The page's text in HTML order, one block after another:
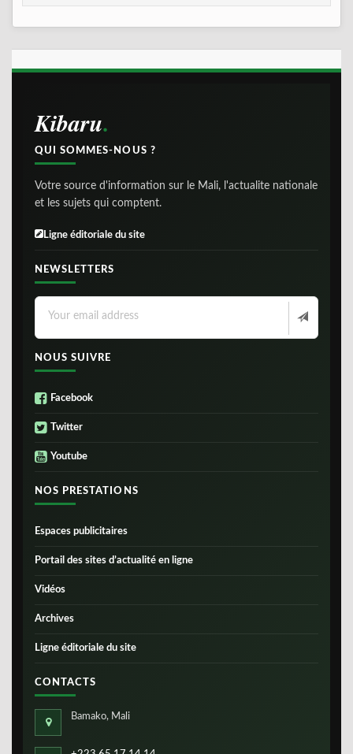
Kibaru
QUI SOMMES-NOUS ?
Votre source d'information sur le Mali, l'actualite nationale
et les sujets qui comptent.
Ligne éditoriale du site
NEWSLETTERS
NOUS SUIVRE
Facebook
Twitter
Youtube
NOS PRESTATIONS
Espaces publicitaires
Portail des sites d’actualité en ligne
Vidéos
Archives
Ligne éditoriale du site
CONTACTS
Bamako, Mali